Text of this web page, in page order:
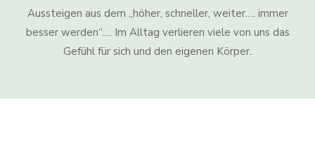
Aussteigen aus dem „höher, schneller, weiter…. immer
besser werden“…. Im Alltag verlieren viele von uns das
Gefühl für sich und den eigenen Körper.